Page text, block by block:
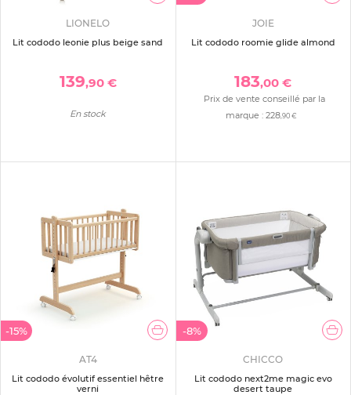
LIONELO
Lit cododo leonie plus beige sand
139,90 €
En stock
JOIE
Lit cododo roomie glide almond
183,00 €
Prix de vente conseillé par la
marque :228,90 €
-15%
AT4
Lit cododo évolutif essentiel hêtre
verni
-8%
CHICCO
Lit cododo next2me magic evo
desert taupe